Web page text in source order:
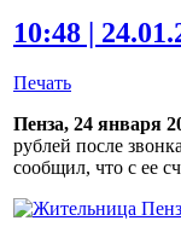
10:48 |
Печать
Пенза, 24 января
рублей после
сообщил, что с ее